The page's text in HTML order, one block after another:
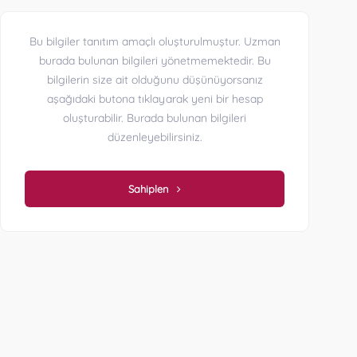
Bu bilgiler tanıtım amaçlı oluşturulmuştur. Uzman
burada bulunan bilgileri yönetmemektedir. Bu
bilgilerin size ait olduğunu düşünüyorsanız
aşağıdaki butona tıklayarak yeni bir hesap
oluşturabilir. Burada bulunan bilgileri
düzenleyebilirsiniz.
Sahiplen